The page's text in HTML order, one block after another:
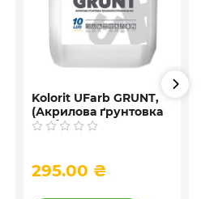
Kolorit UFarb GRUNТ,
(Акрилова ґрунтовка
глибокого
295.00 ₴